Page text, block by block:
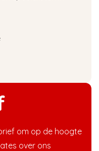
om op de hoogte
over ons